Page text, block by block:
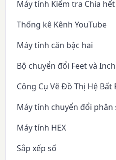
Máy tính Kiểm tra Chia hết
Thống kê Kênh YouTube
Máy tính căn bậc hai
Bộ chuyển đổi Feet và
Công Cụ Vẽ Đồ Thị Hệ
Máy tính chuyển đổi
Máy tính HEX
Sắp xếp số